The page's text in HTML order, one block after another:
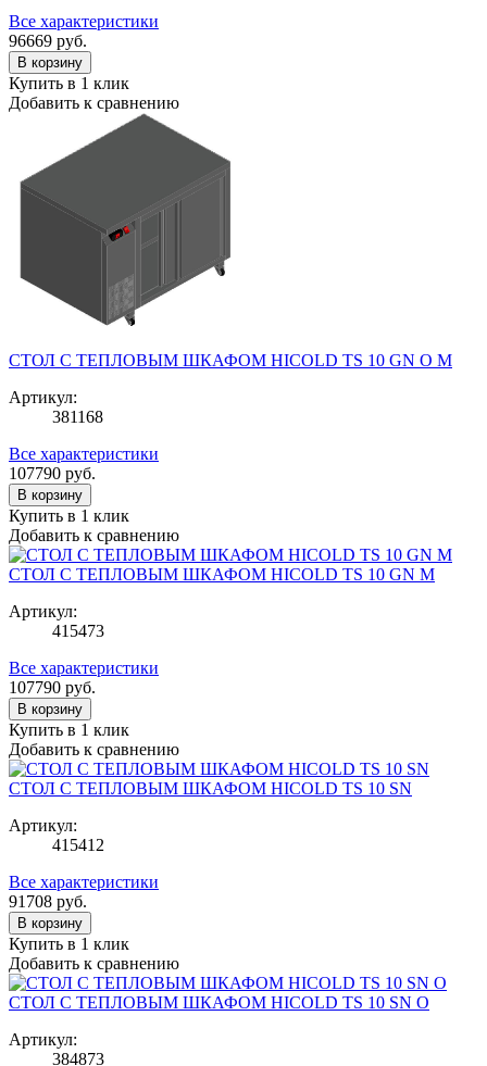
Все характеристики
96669 руб.
В корзину
Купить в 1 клик
Добавить к сравнению
СТОЛ С ТЕПЛОВЫМ ШКАФОМ HICOLD TS 10 GN O M
Артикул:
381168
Все характеристики
107790 руб.
В корзину
Купить в 1 клик
Добавить к сравнению
СТОЛ С ТЕПЛОВЫМ ШКАФОМ HICOLD TS 10 GN М
Артикул:
415473
Все характеристики
107790 руб.
В корзину
Купить в 1 клик
Добавить к сравнению
СТОЛ С ТЕПЛОВЫМ ШКАФОМ HICOLD TS 10 SN
Артикул:
415412
Все характеристики
91708 руб.
В корзину
Купить в 1 клик
Добавить к сравнению
СТОЛ С ТЕПЛОВЫМ ШКАФОМ HICOLD TS 10 SN O
Артикул:
384873